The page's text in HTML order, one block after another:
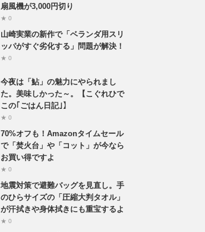
扇風機が3,000円切り
★ 0
山崎実業の新作で「ベランダ用スリ
ッパがすぐ劣化する」問題が解決！
★ 0
今夜は「鮎」の魅力にやられまし
た。美味しかった～。【こぐれひで
この｢ごはん日記｣】
★ 0
70%オフも！Amazonタイムセール
で「焚火台」や「コット」が今なら
お買い得ですよ
★ 0
地震対策で避難バッグを見直し。手
のひらサイズの「圧縮大判タオル」
が汗拭きや身体拭きにも重宝するよ
★ 0